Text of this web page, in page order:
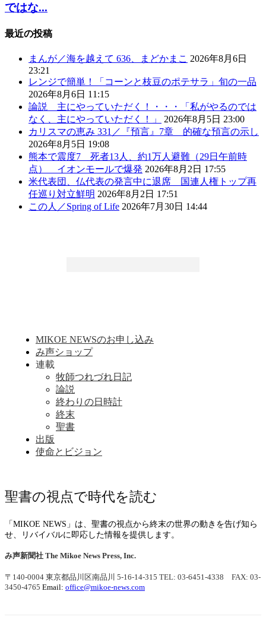
ではな...
最近の投稿
まんが／海を越えて 636、まどかまこ 2026年8月6日
23:21
レンジで簡単！「コーンと枝豆のポテサラ」旬の一品
2026年8月6日 11:15
論説 主にやっていただく！・・・「私がやるのでは
なく、主にやっていただく！」
2026年8月5日 23:00
カリスマの恵み 331／『預言』7章 的確な預言の示し
2026年8月5日 19:08
熊本で震度7 死者13人、約1万人避難（29日午前時
点） イオンモールで爆発 2026年8月2日 17:55
米代表団、仏代表の発言中に退席 国連人権トップ再
任巡り対立鮮明 2026年8月2日 17:51
この人／Spring of Life 2026年7月30日 14:44
MIKOE NEWSのお申し込み
み声ショップ
連載
牧師つれづれ日記
論説
終わりの日時計
終末
聖書
出版
使命とビジョン
聖書の視点で時代を読む
「MIKOE NEWS」は、聖書の視点から終末の世界の動きを告げ知ら
せ、リバイバルに即応した情報を提供します。
み声新聞社 The Mikoe News Press, Inc.
〒140-0004 東京都品川区南品川 5-16-14-315 TEL: 03-6451-4338 FAX: 03-
3450-4765 Email: office@mikoe-news.com